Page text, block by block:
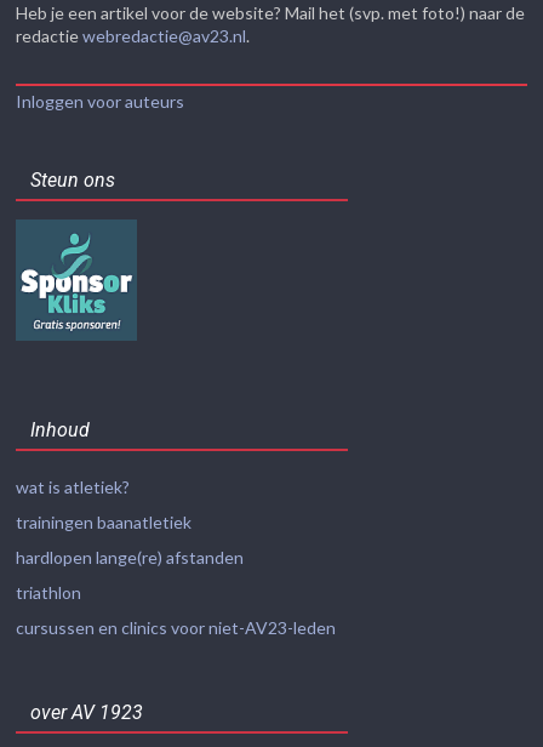
Heb je een artikel voor de website? Mail het (svp. met foto!) naar de
redactiewebredactie@av23.nl.
Inloggen voor auteurs
Steun ons
Inhoud
wat is atletiek?
trainingen baanatletiek
hardlopen lange(re) afstanden
triathlon
cursussen en clinics voor niet-AV23-leden
over AV 1923